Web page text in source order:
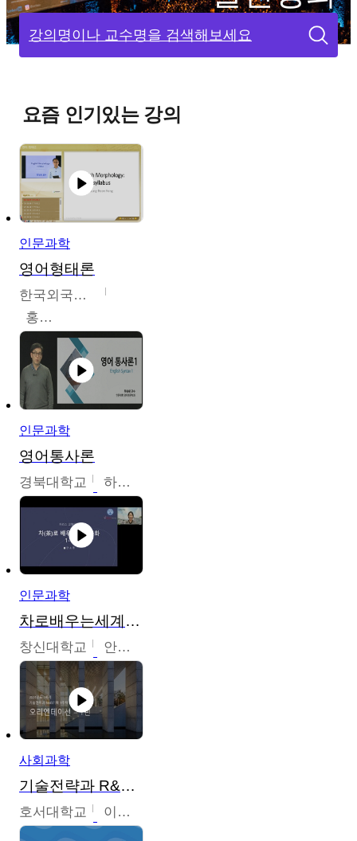
강의명이나 교수명을 검색해보세요
요즘 인기있는 강의
인문과학
영어형태론
한국외국어대학교
홍성훈
인문과학
영어통사론
경북대학교 하승완
인문과학
차로배우는세계문화
창신대학교 안소영
사회과학
기술전략과 R&D기획
호서대학교 이원희